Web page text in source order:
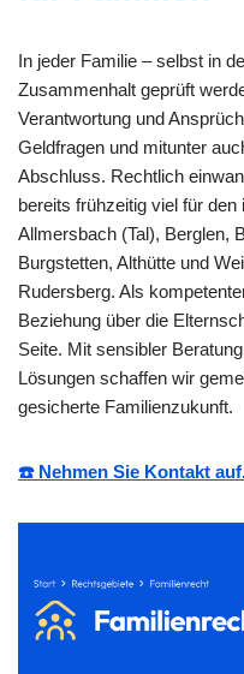
In jeder Familie – selbst in
Zusammenhalt geprüft
Verantwortung und
Geldfragen und mitunter
Abschluss. Rechtlich
bereits frühzeitig viel für
Allmersbach (Tal), Berglen,
Burgstetten, Althütte und
Rudersberg. Als
Beziehung über die
Seite. Mit sensibler
Lösungen schaffen wir
gesicherte Familienzukunft.
☎️ Nehmen Sie Kontakt